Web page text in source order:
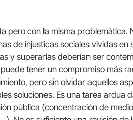
pero con la misma problemática.
de injusticas sociales vividas en
y superarlas deberían ser
tener un compromiso más
pero sin olvidar aquellos
soluciones. Es una tarea ardua
pública (concentración de